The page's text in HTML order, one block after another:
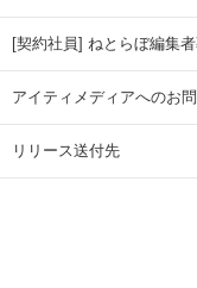
[契約社員] ねとらぼ編集
アイティメディアへのお
リリース送付先